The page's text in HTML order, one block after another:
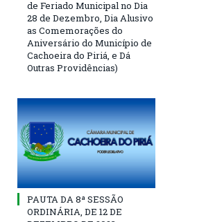
de Feriado Municipal no Dia
28 de Dezembro, Dia Alusivo
as Comemorações do
Aniversário do Município de
Cachoeira do Piriá, e Dá
Outras Providências)
PAUTA DA 8ª SESSÃO
ORDINÁRIA, DE 12 DE